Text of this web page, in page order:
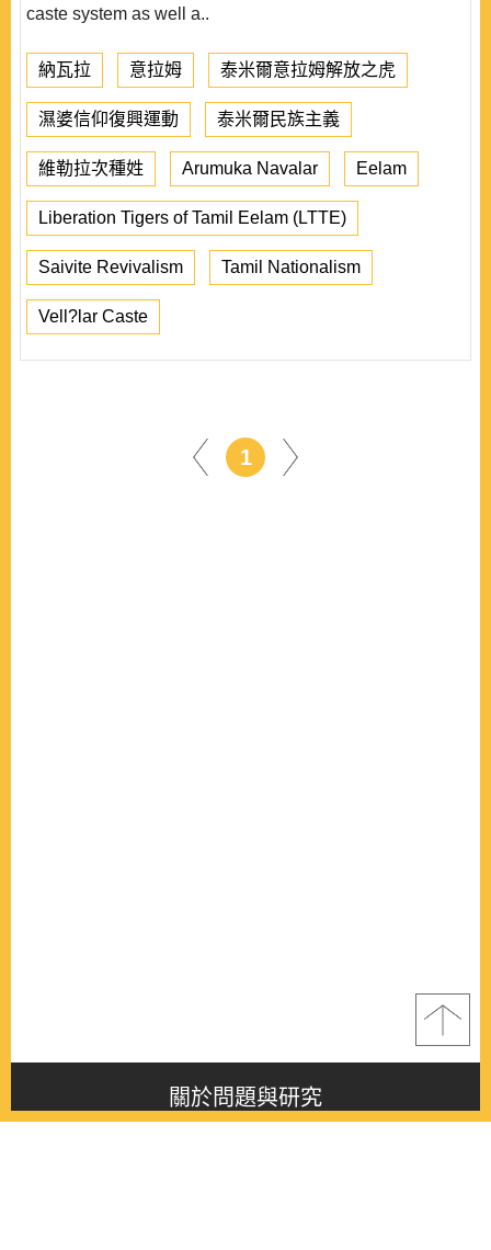
caste system as well a..
納瓦拉 意拉姆 泰米爾意拉姆解放之虎
濕婆信仰復興運動 泰米爾民族主義
維勒拉次種姓 Arumuka Navalar Eelam
Liberation Tigers of Tamil Eelam (LTTE)
Saivite Revivalism Tamil Nationalism
Vell?lar Caste
1
關於問題與研究
About this journal